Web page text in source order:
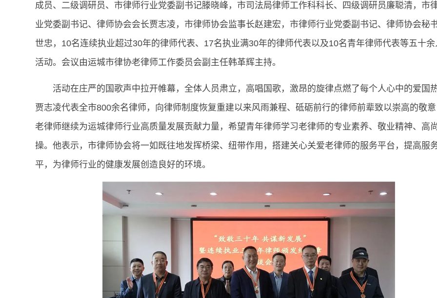
成员、二级调研员、市律师行业党委副书记滕晓峰，市司法局律师工作科科长、四级调研员廉聪清，市
业党委副书记、律师协会会长贾志凌，市律师协会监事长赵建宏，市律师行业党委副书记、律师协会秘
世忠，10名连续执业超过30年的律师代表、17名执业满30年的律师代表以及10名青年律师代表等五十余
活动。会议由运城市律协老律师工作委员会副主任韩革辉主持。
活动在庄严的国歌声中拉开帷幕，全体人员肃立，高唱国歌，激昂的旋律点燃了每个人心中的爱国热
贾志凌代表全市800余名律师，向律师制度恢复重建以来风雨兼程、砥砺前行的律师前辈致以崇高的敬
老律师继续为运城律师行业高质量发展贡献力量，希望青年律师学习老律师的专业素养、敬业精神、高
操。他表示，市律师协会将一如既往地发挥桥梁、纽带作用，搭建关心关爱老律师的服务平台，提高服
平，为律师行业的健康发展创造良好的环境。